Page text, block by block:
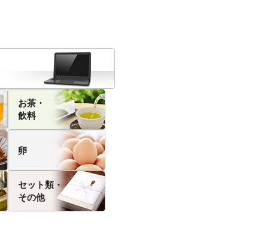
お茶・
飲料
卵
セット類・
その他